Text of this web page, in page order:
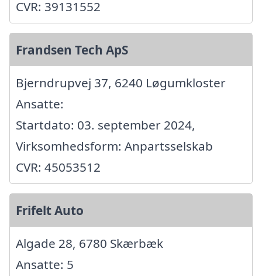
CVR: 39131552
Frandsen Tech ApS
Bjerndrupvej 37, 6240 Løgumkloster
Ansatte:
Startdato: 03. september 2024,
Virksomhedsform: Anpartsselskab
CVR: 45053512
Frifelt Auto
Algade 28, 6780 Skærbæk
Ansatte: 5